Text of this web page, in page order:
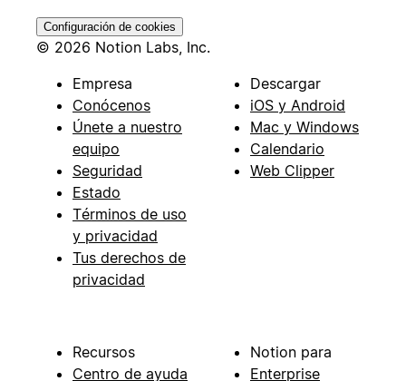
Configuración de cookies
© 2026 Notion Labs, Inc.
Empresa
Conócenos
Únete a nuestro
equipo
Seguridad
Estado
Términos de uso
y privacidad
Tus derechos de
privacidad
Descargar
iOS y Android
Mac y Windows
Calendario
Web Clipper
Recursos
Centro de ayuda
Notion para
Enterprise